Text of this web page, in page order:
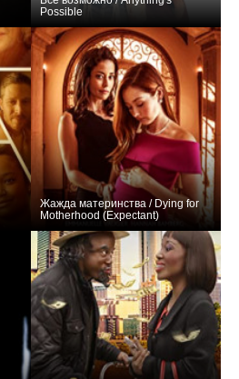
Possible
Жажда материнства / Dying for
Motherhood (Expectant)